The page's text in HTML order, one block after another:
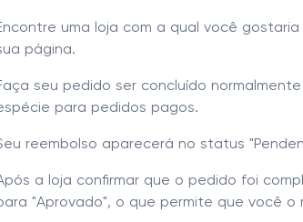
uma loja com a qual você
página.
seu pedido ser concluído
para pedidos pagos.
reembolso aparecerá no status
a loja confirmar que o pedido foi
"Aprovado", o que permite que você o